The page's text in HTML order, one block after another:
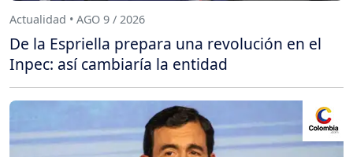
Actualidad • AGO 9 / 2026
De la Espriella prepara una revolución en el
Inpec: así cambiaría la entidad